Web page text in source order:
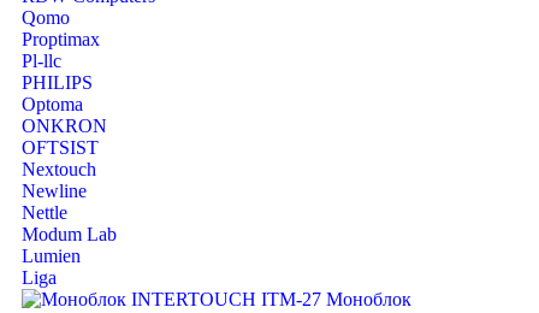
Qomo
Proptimax
Pl-llc
PHILIPS
Optoma
ONKRON
OFTSIST
Nextouch
Newline
Nettle
Modum Lab
Lumien
Liga